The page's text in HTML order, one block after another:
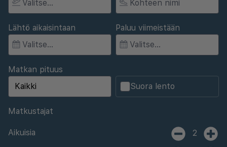
Lähtö aikaisintaan Paluu viimeistään
Matkan pituus
Suora lento
Matkustajat
Aikuisia 2